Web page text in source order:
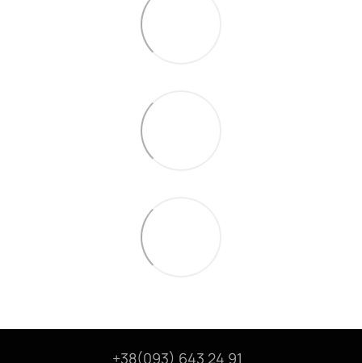
+38(093) 643 24 91